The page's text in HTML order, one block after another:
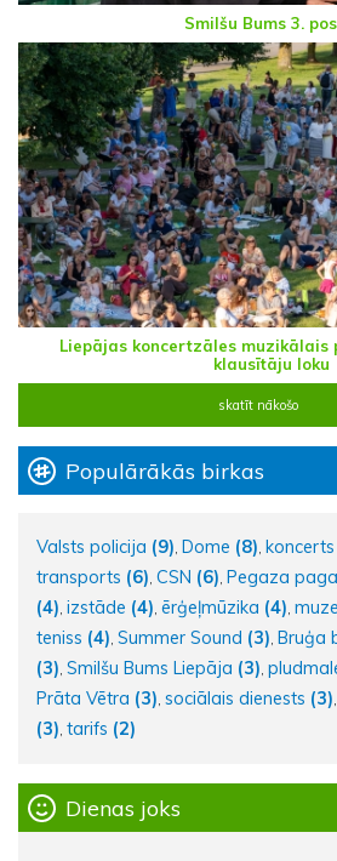
Smilšu Bums 3.
Liepājas koncertzāles muzikālais
klausītāju loku
skatīt nākošo
Populārākās birkas
Valsts policija (9), Dome (8), koncerts
transports (6), CSN (6), Pegaza
(4), izstāde (4), ērģeļmūzika (4),
teniss (4), Summer Sound (3), Bruģa
(3), Smilšu Bums Liepāja (3),
Prāta Vētra (3), sociālais dienests (3),
(3), tarifs (2)
Dienas joks